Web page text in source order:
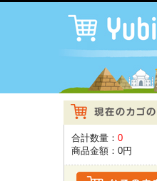
合計数量： 0
商品金額： 0円